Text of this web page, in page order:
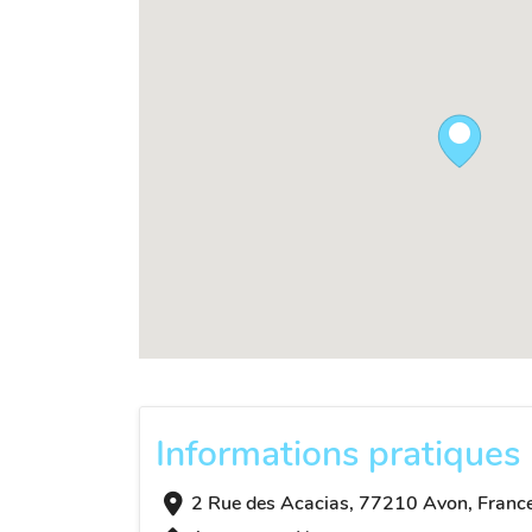
Informations pratiques
2 Rue des Acacias, 77210 Avon,